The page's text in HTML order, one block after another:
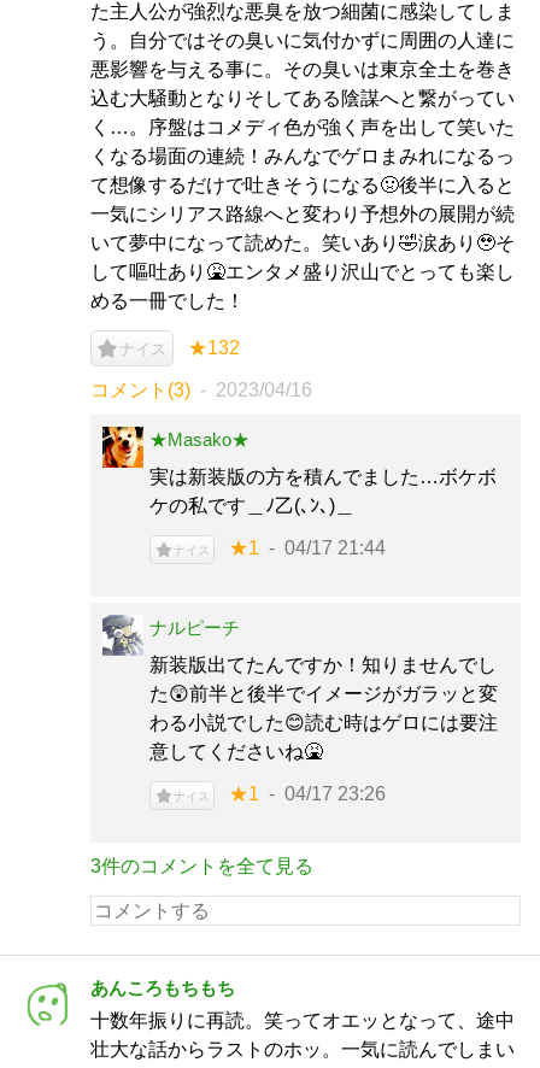
た主人公が強烈な悪臭を放つ細菌に感染してしま
う。自分ではその臭いに気付かずに周囲の人達に
悪影響を与える事に。その臭いは東京全土を巻き
込む大騒動となりそしてある陰謀へと繋がってい
く…。序盤はコメディ色が強く声を出して笑いた
くなる場面の連続！みんなでゲロまみれになるっ
て想像するだけで吐きそうになる🤢後半に入ると
一気にシリアス路線へと変わり予想外の展開が続
いて夢中になって読めた。笑いあり🤣涙あり🥹そ
して嘔吐あり🤮エンタメ盛り沢山でとっても楽し
める一冊でした！
ナイス ★132
コメント(3) 2023/04/16
★Masako★
実は新装版の方を積んでました…ボケボ
ケの私です＿ﾉ乙(､ﾝ､)＿
ナイス ★1 04/17 21:44
ナルピーチ
新装版出てたんですか！知りませんでし
た😲前半と後半でイメージがガラッと変
わる小説でした😊読む時はゲロには要注
意してくださいね🤮
ナイス ★1 04/17 23:26
3件のコメントを全て見る
あんころもちもち
十数年振りに再読。笑ってオエッとなって、途中
壮大な話からラストのホッ。一気に読んでしまい